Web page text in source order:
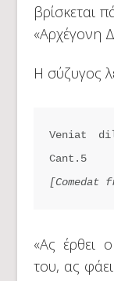
βρίσκεται
«Αρχέγονη
Η σύζυγος
Veniat
Cant.5
[Comedat
«Ας έρθει
του, ας